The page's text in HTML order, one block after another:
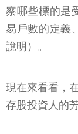
察哪些標的是
易戶數的定義
說明）。
現在來看看，
存股投資人的